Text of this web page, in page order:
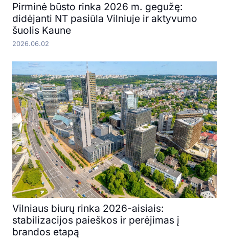
Pirminė būsto rinka 2026 m. gegužę:
didėjanti NT pasiūla Vilniuje ir aktyvumo
šuolis Kaune
2026.06.02
Vilniaus biurų rinka 2026-aisiais:
stabilizacijos paieškos ir perėjimas į
brandos etapą